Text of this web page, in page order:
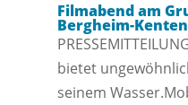
Filmabend am
Bergheim-Kenten
bietet
seinem